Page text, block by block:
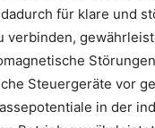
für klare und
verbinden,
Steuergeräte vor
in der